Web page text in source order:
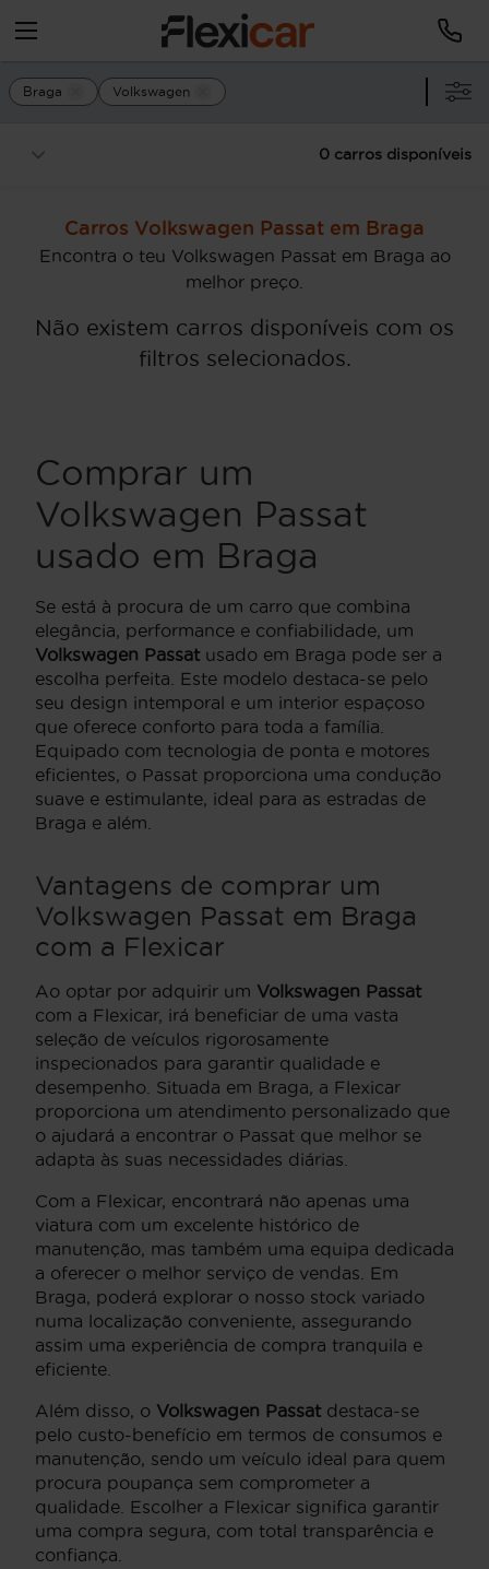
Braga Volkswagen
0 carros disponíveis
Carros Volkswagen Passat em Braga
Encontra o teu Volkswagen Passat em Braga ao
melhor preço.
Não existem carros disponíveis com os
filtros selecionados.
Comprar um
Volkswagen Passat
usado em Braga
Se está à procura de um carro que combina
elegância, performance e confiabilidade, um
Volkswagen Passat usado em Braga pode ser a
escolha perfeita. Este modelo destaca-se pelo
seu design intemporal e um interior espaçoso
que oferece conforto para toda a família.
Equipado com tecnologia de ponta e motores
eficientes, o Passat proporciona uma condução
suave e estimulante, ideal para as estradas de
Braga e além.
Vantagens de comprar um
Volkswagen Passat em Braga
com a Flexicar
Ao optar por adquirir um Volkswagen Passat
com a Flexicar, irá beneficiar de uma vasta
seleção de veículos rigorosamente
inspecionados para garantir qualidade e
desempenho. Situada em Braga, a Flexicar
proporciona um atendimento personalizado que
o ajudará a encontrar o Passat que melhor se
adapta às suas necessidades diárias.
Com a Flexicar, encontrará não apenas uma
viatura com um excelente histórico de
manutenção, mas também uma equipa dedicada
a oferecer o melhor serviço de vendas. Em
Braga, poderá explorar o nosso stock variado
numa localização conveniente, assegurando
assim uma experiência de compra tranquila e
eficiente.
Além disso, o Volkswagen Passat destaca-se
pelo custo-benefício em termos de consumos e
manutenção, sendo um veículo ideal para quem
procura poupança sem comprometer a
qualidade. Escolher a Flexicar significa garantir
uma compra segura, com total transparência e
confiança.